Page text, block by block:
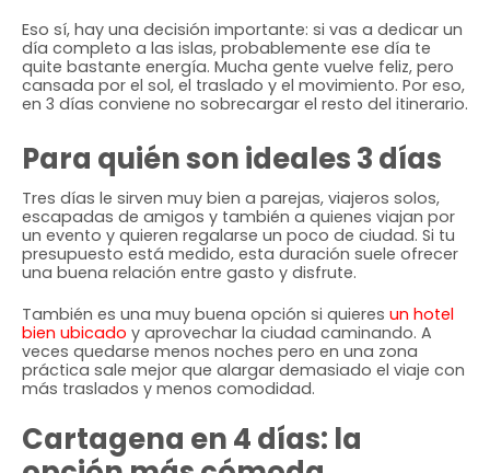
Eso sí, hay una decisión importante: si vas a dedicar un
día completo a las islas, probablemente ese día te
quite bastante energía. Mucha gente vuelve feliz, pero
cansada por el sol, el traslado y el movimiento. Por eso,
en 3 días conviene no sobrecargar el resto del itinerario.
Para quién son ideales 3 días
Tres días le sirven muy bien a parejas, viajeros solos,
escapadas de amigos y también a quienes viajan por
un evento y quieren regalarse un poco de ciudad. Si tu
presupuesto está medido, esta duración suele ofrecer
una buena relación entre gasto y disfrute.
También es una muy buena opción si quieres un hotel
bien ubicado y aprovechar la ciudad caminando. A
veces quedarse menos noches pero en una zona
práctica sale mejor que alargar demasiado el viaje con
más traslados y menos comodidad.
Cartagena en 4 días: la